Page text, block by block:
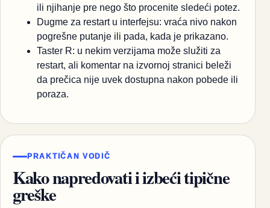
ili njihanje pre nego što procenite sledeći potez.
Dugme za restart u interfejsu: vraća nivo nakon
pogrešne putanje ili pada, kada je prikazano.
Taster R: u nekim verzijama može služiti za
restart, ali komentar na izvornoj stranici beleži
da prečica nije uvek dostupna nakon pobede ili
poraza.
PRAKTIČAN VODIČ
Kako napredovati i izbeći tipične
greške